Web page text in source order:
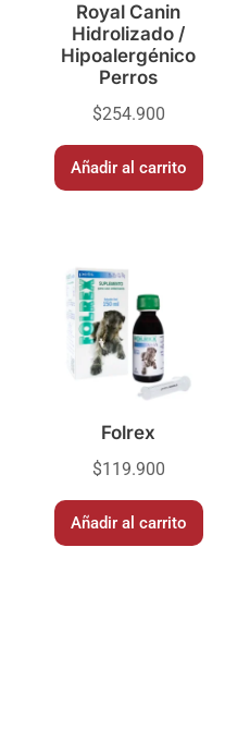
Royal Canin
Hidrolizado /
Hipoalergénico
Perros
$254.900
Añadir al carrito
Folrex
$119.900
Añadir al carrito